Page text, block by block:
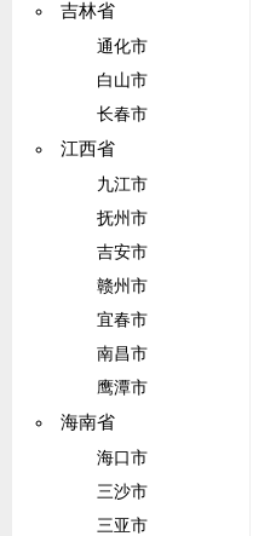
吉林省
通化市
白山市
长春市
江西省
九江市
抚州市
吉安市
赣州市
宜春市
南昌市
鹰潭市
海南省
海口市
三沙市
三亚市